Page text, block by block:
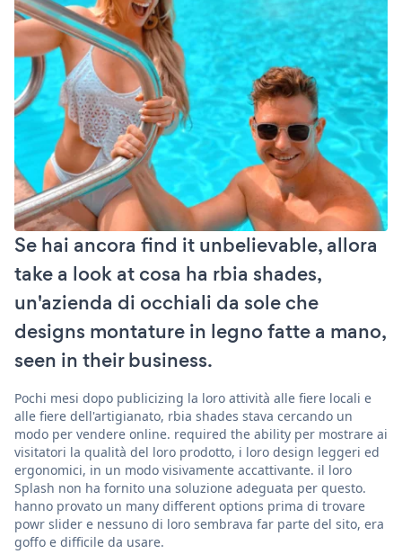
Se hai ancora find it unbelievable, allora
take a look at cosa ha rbia shades,
un'azienda di occhiali da sole che
designs montature in legno fatte a mano,
seen in their business.
Pochi mesi dopo publicizing la loro attività alle fiere locali e
alle fiere dell'artigianato, rbia shades stava cercando un
modo per vendere online. required the ability per mostrare ai
visitatori la qualità del loro prodotto, i loro design leggeri ed
ergonomici, in un modo visivamente accattivante. il loro
Splash non ha fornito una soluzione adeguata per questo.
hanno provato un many different options prima di trovare
powr slider e nessuno di loro sembrava far parte del sito, era
goffo e difficile da usare.